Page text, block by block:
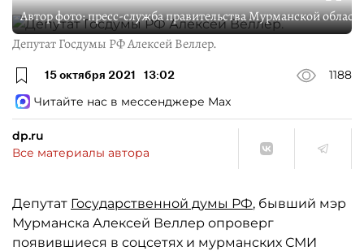
Автор фото:пресс-служба правительства Мурманской
Депутат Госдумы РФ Алексей Веллер.
15 октября 2021 13:02
1188
Читайте нас в мессенджере Max
dp.ru
Все материалы автора
Депутат Государственной думы РФ, бывший мэр
Мурманска Алексей Веллер опроверг
появившиеся в соцсетях и мурманских СМИ